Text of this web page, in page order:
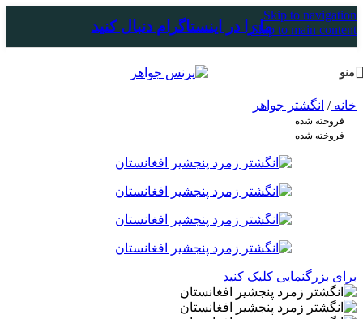
Skip to navigation
Skip to main contentما را در اینستاگرام دنبال کنید
منو
خانه/ انگشتر جواهر
فروخته شده
فروخته شده
برای بزرگنمایی کلیک کنید